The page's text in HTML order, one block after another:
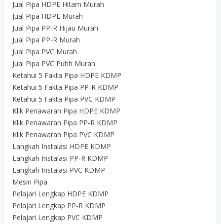
Jual Pipa HDPE Hitam Murah
Jual Pipa HDPE Murah
Jual Pipa PP-R Hijau Murah
Jual Pipa PP-R Murah
Jual Pipa PVC Murah
Jual Pipa PVC Putih Murah
Ketahui 5 Fakta Pipa HDPE KDMP
Ketahui 5 Fakta Pipa PP-R KDMP
Ketahui 5 Fakta Pipa PVC KDMP
Klik Penawaran Pipa HDPE KDMP
Klik Penawaran Pipa PP-R KDMP
Klik Penawaran Pipa PVC KDMP
Langkah Instalasi HDPE KDMP
Langkah Instalasi PP-R KDMP
Langkah Instalasi PVC KDMP
Mesin Pipa
Pelajari Lengkap HDPE KDMP
Pelajari Lengkap PP-R KDMP
Pelajari Lengkap PVC KDMP